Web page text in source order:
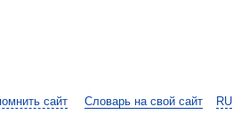
RU
сайт Словарь на свой сайт